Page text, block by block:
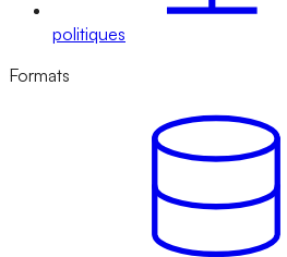
politiques
Formats